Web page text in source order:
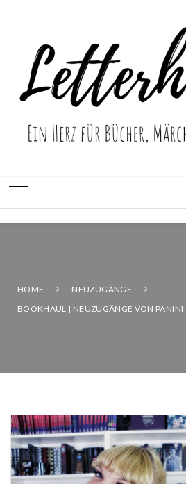
HOME
NEUZUGÄNGE
BOOKHAUL | NEUZUGÄNGE VON PANINI